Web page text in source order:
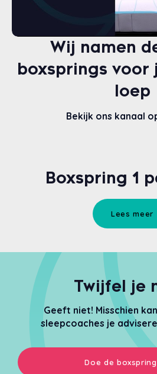
Wij namen
boxsprings voor
loep
Bekijk ons kanaal
Boxspring 1
Lees meer
Twijfel je
Geeft niet! Misschien
sleepcoaches je
Doe de